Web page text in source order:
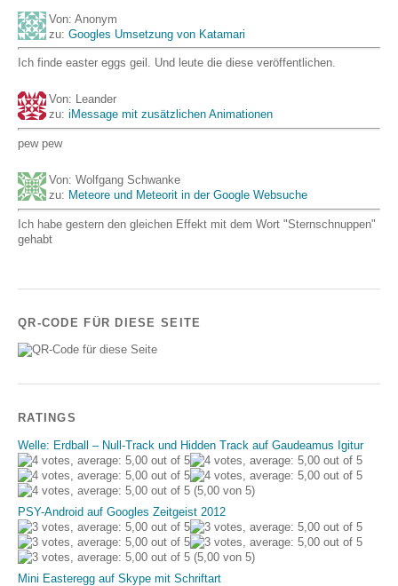
Von: Anonym
zu: Googles Umsetzung von Katamari
Ich finde easter eggs geil. Und leute die diese veröffentlichen.
Von: Leander
zu: iMessage mit zusätzlichen Animationen
pew pew
Von: Wolfgang Schwanke
zu: Meteore und Meteorit in der Google Websuche
Ich habe gestern den gleichen Effekt mit dem Wort "Sternschnuppen"
gehabt
QR-CODE FÜR DIESE SEITE
RATINGS
Welle: Erdball – Null-Track und Hidden Track auf Gaudeamus Igitur
(5,00 von 5)
PSY-Android auf Googles Zeitgeist 2012
(5,00 von 5)
Mini Easteregg auf Skype mit Schriftart